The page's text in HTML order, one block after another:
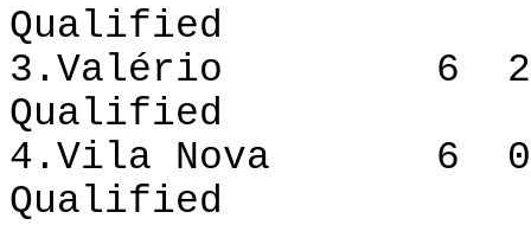
Qualified
3.Valério 6
Qualified
4.Vila Nova 6
Qualified